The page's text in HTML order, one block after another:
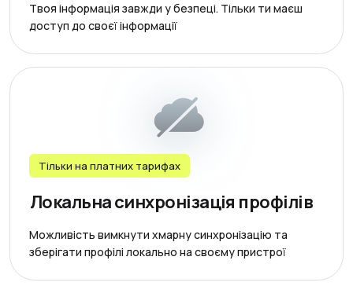
Твоя інформація завжди у безпеці. Тільки ти маєш
доступ до своєї інформації
Тільки на платних тарифах
Локальна синхронізація профілів
Можливість вимкнути хмарну синхронізацію та
зберігати профілі локально на своєму пристрої